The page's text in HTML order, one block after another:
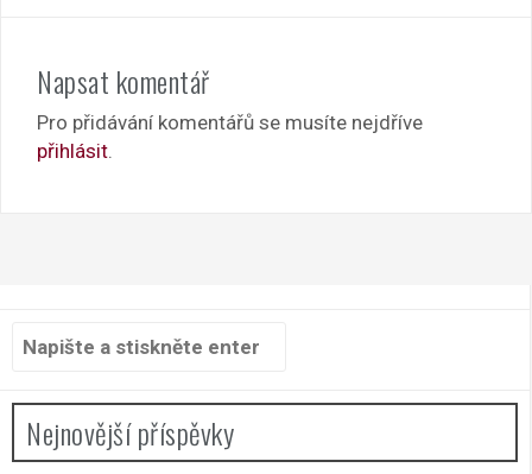
Napsat komentář
Pro přidávání komentářů se musíte nejdříve
přihlásit
Hledat:
Nejnovější příspěvky